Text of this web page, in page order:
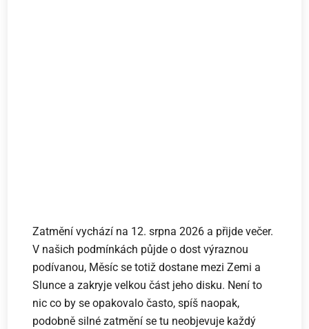
Zatmění vychází na 12. srpna 2026 a přijde večer.
V našich podmínkách půjde o dost výraznou
podívanou, Měsíc se totiž dostane mezi Zemi a
Slunce a zakryje velkou část jeho disku. Není to
nic co by se opakovalo často, spíš naopak,
podobně silné zatmění se tu neobjevuje každý